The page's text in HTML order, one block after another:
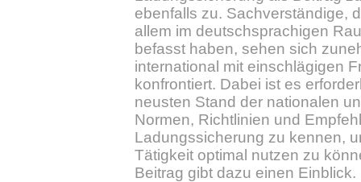
ebenfalls zu. Sachverständige,
allem im deutschsprachigen
befasst haben, sehen sich
international mit einschlägigen
konfrontiert. Dabei ist es
neusten Stand der nationalen
Normen, Richtlinien und
Ladungssicherung zu kennen,
Tätigkeit optimal nutzen zu
Beitrag gibt dazu einen Einblick.